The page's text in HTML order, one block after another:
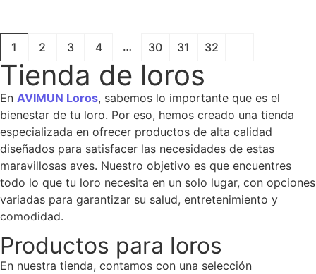
1 2 3 4 … 30 31 32
Tienda de loros
En AVIMUN Loros, sabemos lo importante que es el
bienestar de tu loro. Por eso, hemos creado una tienda
especializada en ofrecer productos de alta calidad
diseñados para satisfacer las necesidades de estas
maravillosas aves. Nuestro objetivo es que encuentres
todo lo que tu loro necesita en un solo lugar, con opciones
variadas para garantizar su salud, entretenimiento y
comodidad.
Productos para loros
En nuestra tienda, contamos con una selección